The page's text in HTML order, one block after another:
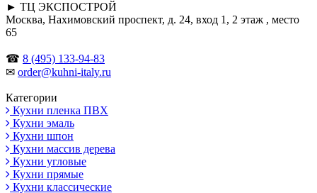
► ТЦ ЭКСПОСТРОЙ
Москва, Нахимовский проспект, д. 24, вход 1, 2 этаж , место
65
☎ 8 (495) 133-94-83
✉ order@kuhni-italy.ru
Категории
Кухни пленка ПВХ
Кухни эмаль
Кухни шпон
Кухни массив дерева
Кухни угловые
Кухни прямые
Кухни классические